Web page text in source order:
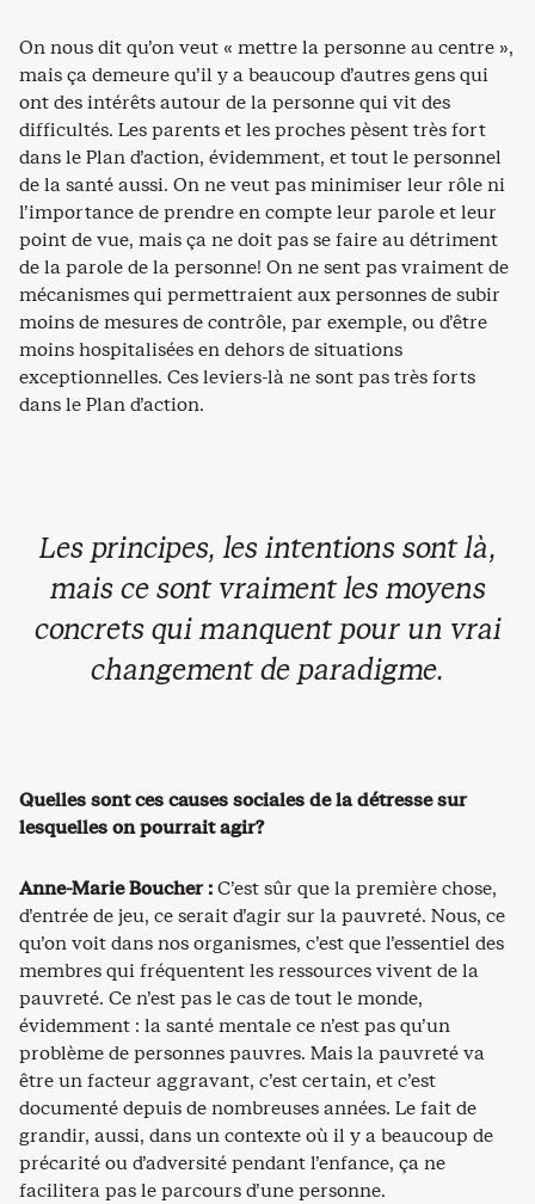
On nous dit qu’on veut « mettre la personne au centre »,
mais ça demeure qu’il y a beaucoup d’autres gens qui
ont des intérêts autour de la personne qui vit des
difficultés. Les parents et les proches pèsent très fort
dans le Plan d’action, évidemment, et tout le personnel
de la santé aussi. On ne veut pas minimiser leur rôle ni
l’importance de prendre en compte leur parole et leur
point de vue, mais ça ne doit pas se faire au détriment
de la parole de la personne! On ne sent pas vraiment de
mécanismes qui permettraient aux personnes de subir
moins de mesures de contrôle, par exemple, ou d’être
moins hospitalisées en dehors de situations
exceptionnelles. Ces leviers-là ne sont pas très forts
dans le Plan d’action.
Les principes, les intentions sont là,
mais ce sont vraiment les moyens
concrets qui manquent pour un vrai
changement de paradigme.
Quelles sont ces causes sociales de la détresse sur
lesquelles on pourrait agir?
Anne-Marie Boucher :C’est sûr que la première chose,
d’entrée de jeu, ce serait d’agir sur la pauvreté. Nous, ce
qu’on voit dans nos organismes, c’est que l’essentiel des
membres qui fréquentent les ressources vivent de la
pauvreté. Ce n’est pas le cas de tout le monde,
évidemment : la santé mentale ce n’est pas qu’un
problème de personnes pauvres. Mais la pauvreté va
être un facteur aggravant, c’est certain, et c’est
documenté depuis de nombreuses années. Le fait de
grandir, aussi, dans un contexte où il y a beaucoup de
précarité ou d’adversité pendant l’enfance, ça ne
facilitera pas le parcours d’une personne.